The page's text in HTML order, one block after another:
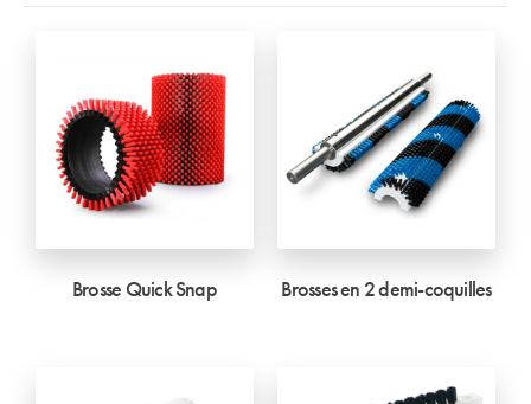
Brosse Quick Snap Brosses en 2 demi-coquilles